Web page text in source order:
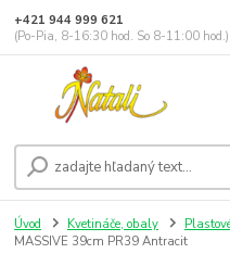
+421 944 999 621
(Po-Pia, 8-16:30 hod. So 8-11:00 hod.)
Úvod Kvetináče, obaly
MASSIVE 39cm PR39 Antracit